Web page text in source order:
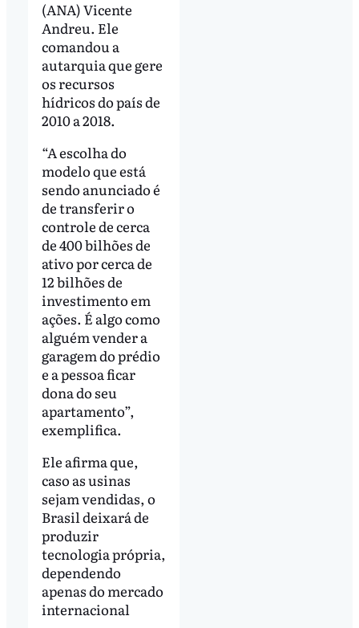
(ANA) Vicente
Andreu. Ele
comandou a
autarquia que gere
os recursos
hídricos do país de
2010 a 2018.
“A escolha do
modelo que está
sendo anunciado é
de transferir o
controle de cerca
de 400 bilhões de
ativo por cerca de
12 bilhões de
investimento em
ações. É algo como
alguém vender a
garagem do prédio
e a pessoa ficar
dona do seu
apartamento”,
exemplifica.
Ele afirma que,
caso as usinas
sejam vendidas, o
Brasil deixará de
produzir
tecnologia própria,
dependendo
apenas do mercado
internacional